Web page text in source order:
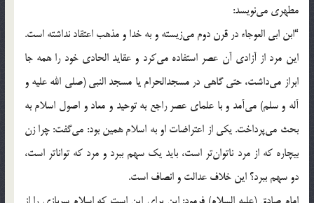
مطهری می‌نویسد:
“ابن ابی العوجاء در قرن دوم می‌زیسته و به خدا و مذهب اعتقاد نداشته است.
این مرد از آزادی آن عصر استفاده می‌کرد و عقاید الحادی خود را همه جا
ابراز می‌داشت، حتی گاهی در مسجدالحرام یا مسجد النبی (صلی الله علیه و
آله و سلم) می‌آمد و با علمای عصر راجع به توحید و معاد و اصول اسلام به
بحث می‌پرداخت. یکی از اعتراضات او به اسلام همین بود: می‌گفت: چرا زن
بیچاره که از مرد ناتوان‌تر است، باید یک سهم ببرد و مرد که تواناتر است،
دو سهم ببرد؟ این خلاف عدالت و انصاف است.